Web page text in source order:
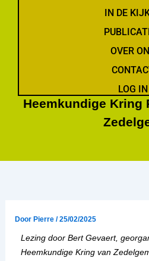
IN DE
OVER
LOG IN
Heemkundige Kring
Door Pierre /25/02/2025
Lezing door Bert Gevaert,
Heemkundige Kring van